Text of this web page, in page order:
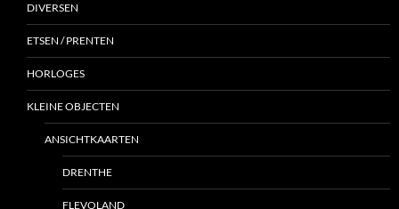
DIVERSEN
ETSEN / PRENTEN
HORLOGES
KLEINE OBJECTEN
ANSICHTKAARTEN
DRENTHE
FLEVOLAND